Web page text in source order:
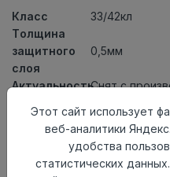
Класс
33/42кл
Толщина
защитного
слоя
0,5мм
АктуальностьСнят с
Размер
доски
610x305мм
Теплый пол
до +27
Способ
Этот сайт использует
веб-аналитики
удобства
статистических